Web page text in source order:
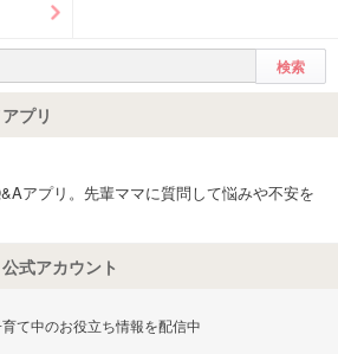
プリ
アプリ。先輩ママに質問して悩みや不安を
式アカウント
て中のお役立ち情報を配信中